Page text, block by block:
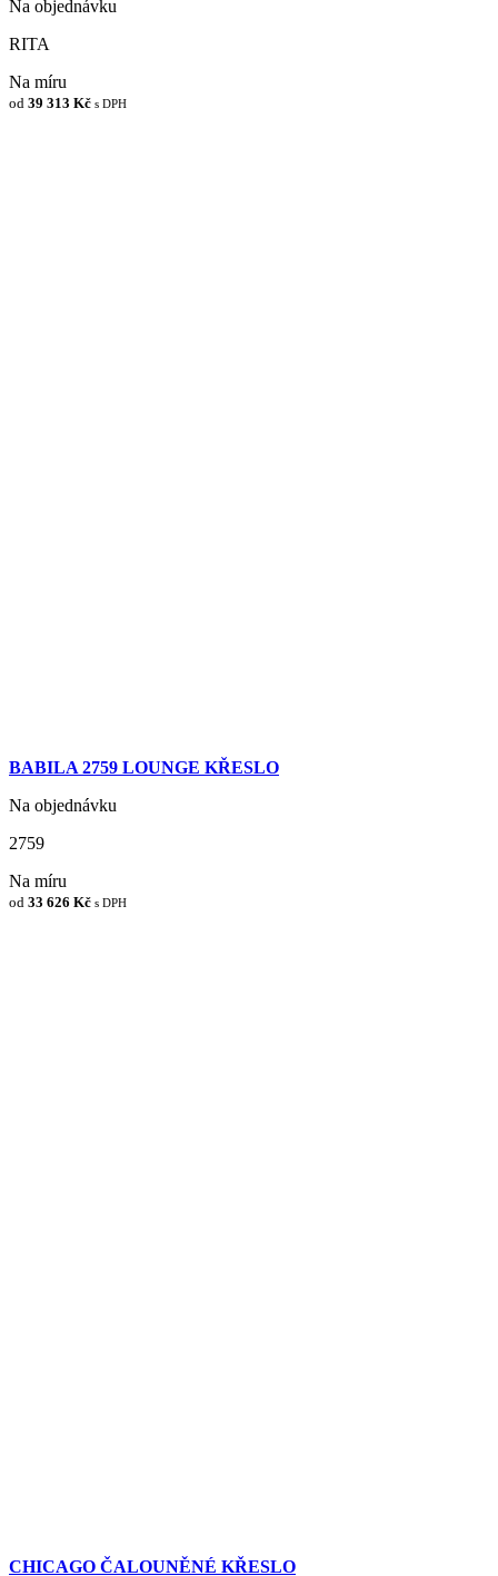
Na objednávku
RITA
Na míru
od 39 313 Kč s DPH
BABILA 2759 LOUNGE KŘESLO
Na objednávku
2759
Na míru
od 33 626 Kč s DPH
CHICAGO ČALOUNĚNÉ KŘESLO